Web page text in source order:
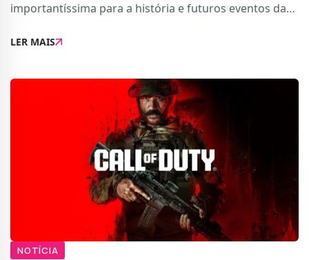
importantíssima para a história e futuros eventos da
Dragões. Essa personagem é Hugh H
LER MAIS
NOTÍCIA